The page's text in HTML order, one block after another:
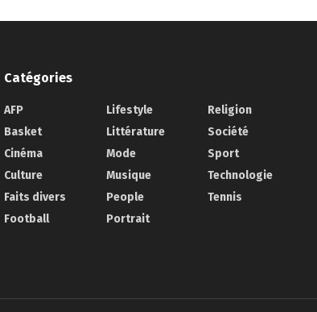
Catégories
AFP
Basket
Cinéma
Culture
Faits divers
Football
Lifestyle
Littérature
Mode
Musique
People
Portrait
Religion
Société
Sport
Technologie
Tennis